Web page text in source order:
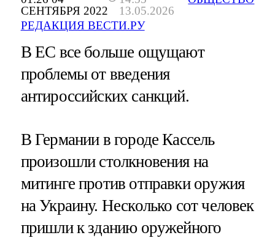
СЕНТЯБРЯ 2022
13.05.2026
РЕДАКЦИЯ ВЕСТИ.РУ
В ЕС все больше ощущают
проблемы от введения
антироссийских санкций.
В Германии в городе Кассель
произошли столкновения на
митинге против отправки оружия
на Украину. Несколько сот человек
пришли к зданию оружейного